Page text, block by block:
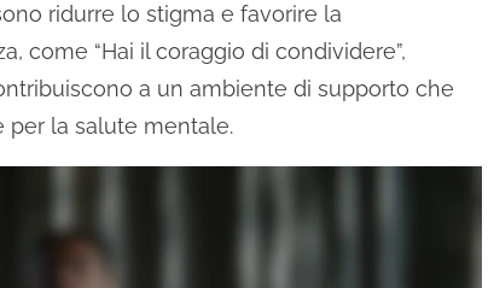
ridurre lo stigma e favorire la
come “Hai il coraggio di condividere”,
a un ambiente di supporto che
per la salute mentale.